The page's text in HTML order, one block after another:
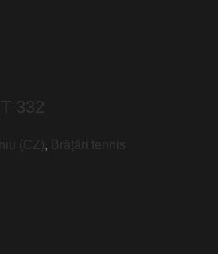
332
(CZ), Brățări tennis